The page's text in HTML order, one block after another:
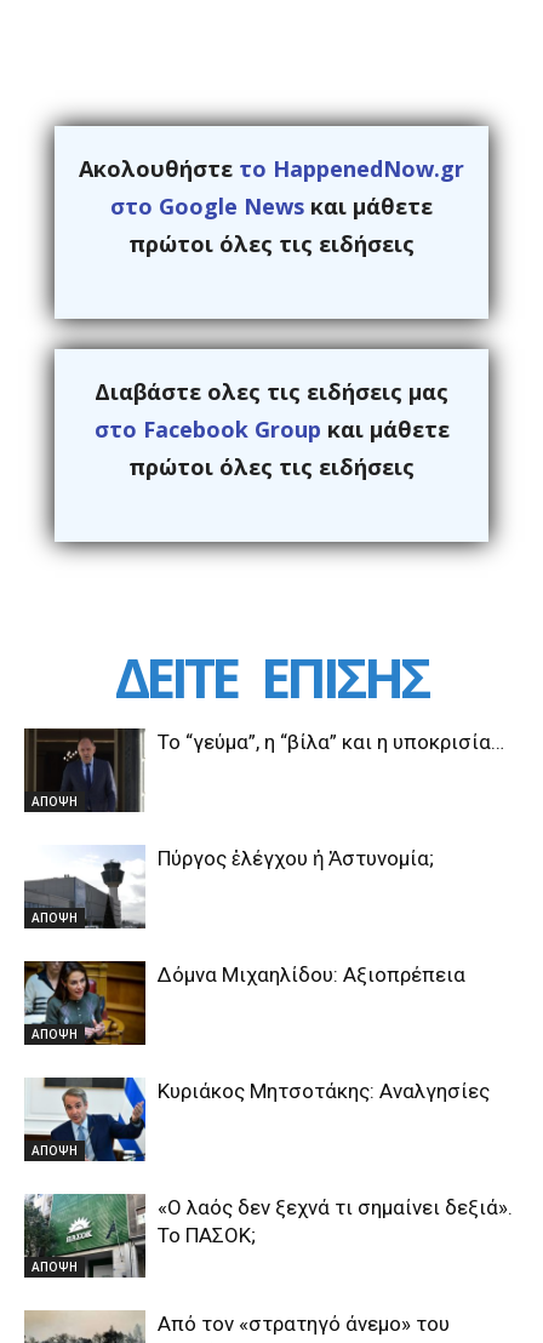
Ακολουθήστε το HappenedNow.gr
στο Google News και μάθετε
πρώτοι όλες τις ειδήσεις
Διαβάστε ολες τις ειδήσεις μας
στο Facebook Group και μάθετε
πρώτοι όλες τις ειδήσεις
ΔΕΙΤΕ ΕΠΙΣΗΣ
ΑΠΟΨΗ
Το “γεύμα”, η “βίλα” και η υποκρισία…
ΑΠΟΨΗ
Πύργος ἐλέγχου ἡ Ἀστυνομία;
ΑΠΟΨΗ
Δόμνα Μιχαηλίδου: Αξιοπρέπεια
ΑΠΟΨΗ
Κυριάκος Μητσοτάκης: Αναλγησίες
ΑΠΟΨΗ
«Ο λαός δεν ξεχνά τι σημαίνει δεξιά».
Το ΠΑΣΟΚ;
Από τον «στρατηγό άνεμο» του